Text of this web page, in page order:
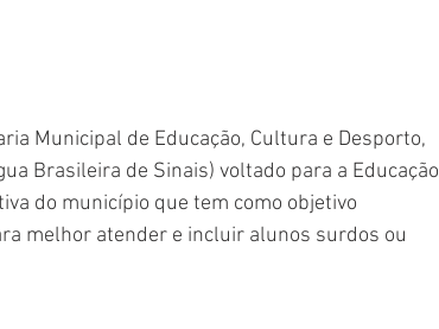
Municipal de Educação, Cultura e Desporto,
Brasileira de Sinais) voltado para a Educação
do município que tem como objetivo
melhor atender e incluir alunos surdos ou